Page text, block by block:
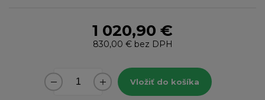
1 020,90 €
830,00 €bez DPH
Vložiť do košíka